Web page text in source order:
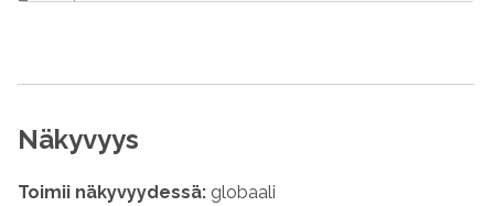
Näkyvyys
Toimii näkyvyydessä: globaali